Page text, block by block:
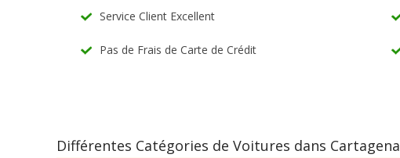
Service Client Excellent
Pas de Frais de Carte de Crédit
Différentes Catégories de Voitures dans Cartagena